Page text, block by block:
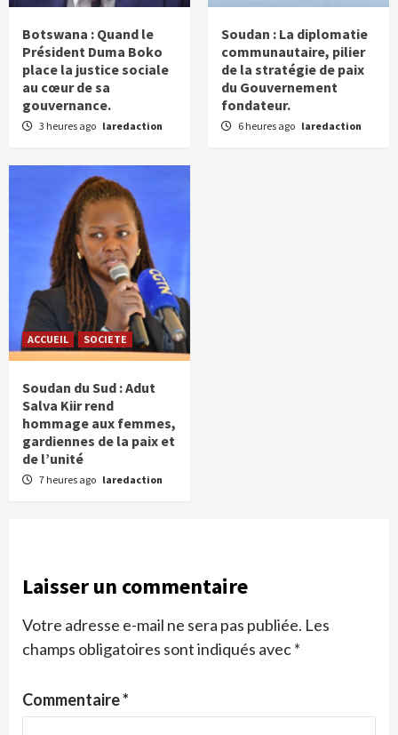
Botswana : Quand le
Président Duma Boko
place la justice sociale
au cœur de sa
gouvernance.
3 heures ago laredaction
Soudan : La diplomatie
communautaire, pilier
de la stratégie de paix
du Gouvernement
fondateur.
6 heures ago laredaction
ACCUEIL SOCIETE
Soudan du Sud : Adut
Salva Kiir rend
hommage aux femmes,
gardiennes de la paix et
de l’unité
7 heures ago laredaction
Laisser un commentaire
Votre adresse e-mail ne sera pas publiée. Les
champs obligatoires sont indiqués avec*
Commentaire*